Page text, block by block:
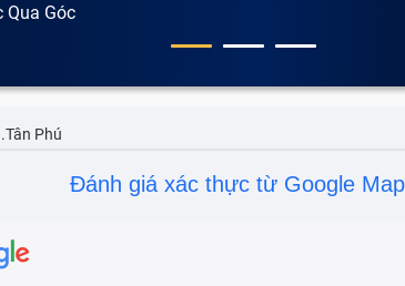
Qua Góc
Phú
Đánh giá xác thực từ Google